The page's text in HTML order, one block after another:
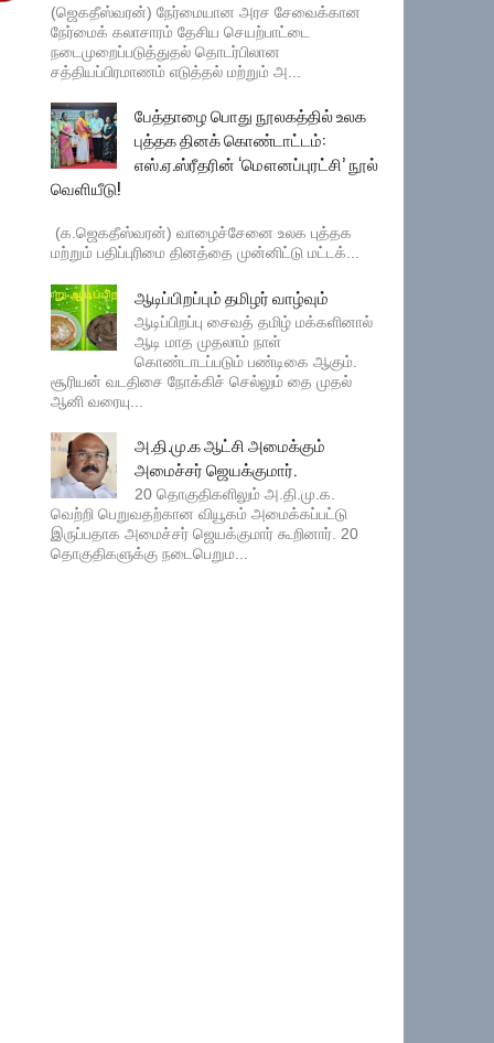
(ஜெகதீஸ்வரன்) நேர்மையான அரச சேவைக்கான
நேர்மைக் கலாசாரம் தேசிய செயற்பாட்டை
நடைமுறைப்படுத்துதல் தொடர்பிலான
சத்தியப்பிரமாணம் எடுத்தல் மற்றும் அ...
பேத்தாழை பொது நூலகத்தில் உலக
புத்தக தினக் கொண்டாட்டம்:
எஸ்.ஏ.ஸ்ரீதரின் ‘மௌனப்புரட்சி’ நூல்
வெளியீடு!
(க.ஜெகதீஸ்வரன்) வாழைச்சேனை உலக புத்தக
மற்றும் பதிப்புரிமை தினத்தை முன்னிட்டு மட்டக்...
ஆடிப்பிறப்பும் தமிழர் வாழ்வும்
ஆடிப்பிறப்பு சைவத் தமிழ் மக்களினால்
ஆடி மாத முதலாம் நாள்
கொண்டாடப்படும் பண்டிகை ஆகும்.
சூரியன் வடதிசை நோக்கிச் செல்லும் தை முதல்
ஆனி வரையு...
அ.தி.மு.க ஆட்சி அமைக்கும்
அமைச்சர் ஜெயக்குமார்.
20 தொகுதிகளிலும் அ.தி.மு.க.
வெற்றி பெறுவதற்கான வியூகம் அமைக்கப்பட்டு
இருப்பதாக அமைச்சர் ஜெயக்குமார் கூறினார். 20
தொகுதிகளுக்கு நடைபெறும...